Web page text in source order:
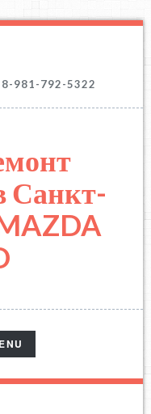
8-981-792-5322
Санкт-